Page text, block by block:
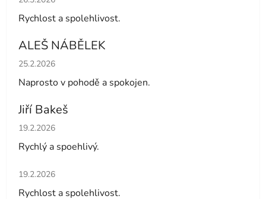
Rychlost a spolehlivost.
ALEŠ NÁBĚLEK
Hodnocení obchodu je 5 z 5 hvězdiček.
25.2.2026
Naprosto v pohodě a spokojen.
Jiří Bakeš
Hodnocení obchodu je 5 z 5 hvězdiček.
19.2.2026
Rychlý a spoehlivý.
Hodnocení obchodu je 5 z 5 hvězdiček.
19.2.2026
Rychlost a spolehlivost.